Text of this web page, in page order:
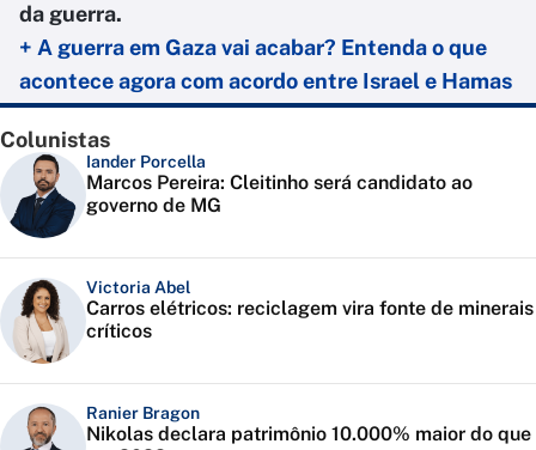
da guerra.
+ A guerra em Gaza vai acabar? Entenda o que
acontece agora com acordo entre Israel e Hamas
Colunistas
Iander Porcella
Marcos Pereira: Cleitinho será candidato ao
governo de MG
Victoria Abel
Carros elétricos: reciclagem vira fonte de minerais
críticos
Ranier Bragon
Nikolas declara patrimônio 10.000% maior do que